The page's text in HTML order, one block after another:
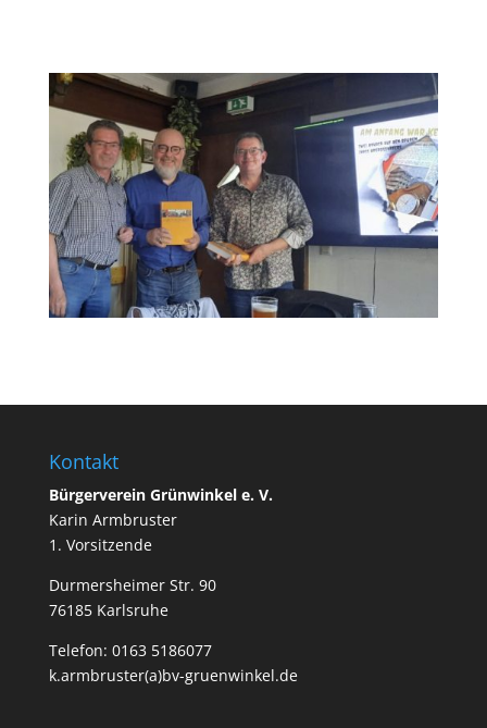
Kontakt
Bürgerverein Grünwinkel e. V.
Karin Armbruster
1. Vorsitzende
Durmersheimer Str. 90
76185 Karlsruhe
Telefon: 0163 5186077
k.armbruster(a)bv-gruenwinkel.de